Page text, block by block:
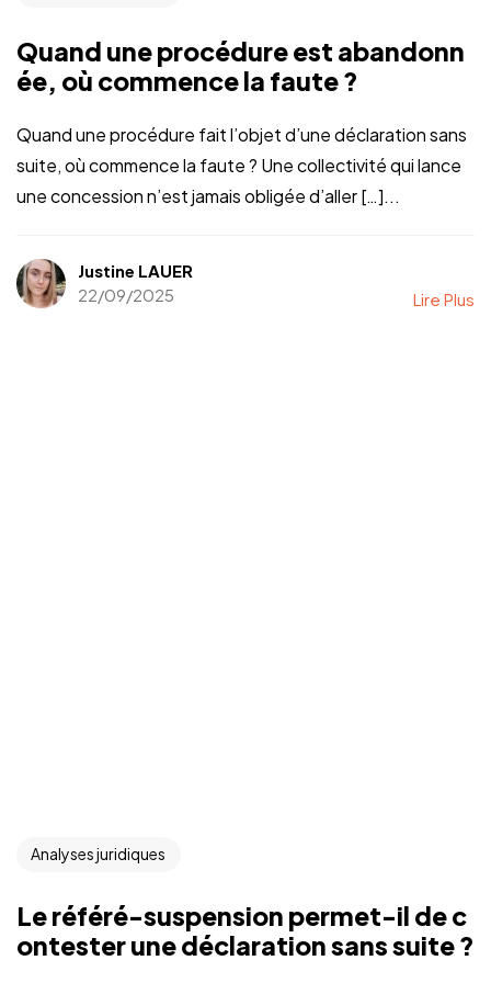
Quand une procédure est abandonn
ée, où commence la faute ?
Quand une procédure fait l’objet d’une déclaration sans
suite, où commence la faute ? Une collectivité qui lance
une concession n’est jamais obligée d’aller […]...
Justine LAUER
22/09/2025
Lire Plus
Analyses juridiques
Le référé-suspension permet-il de c
ontester une déclaration sans suite ?